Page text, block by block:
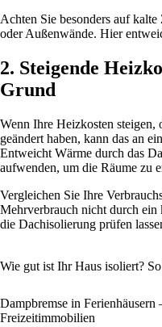
Achten Sie besonders auf
oder Außenwände. Hier
2. Steigende
Grund
Wenn Ihre Heizkosten
geändert haben, kann das an
Entweicht Wärme durch das
aufwenden, um die Räume zu
Vergleichen Sie Ihre
Mehrverbrauch nicht durch ein
die Dachisolierung prüfen
Wie gut ist Ihr Haus isoliert?
Dampbremse in
Freizeitimmobilien